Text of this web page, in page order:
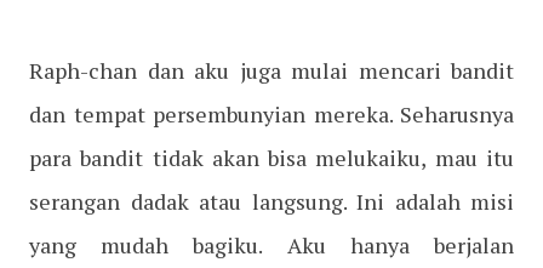
Raph-chan dan aku juga mulai mencari bandit
dan tempat persembunyian mereka. Seharusnya
para bandit tidak akan bisa melukaiku, mau itu
serangan dadak atau langsung. Ini adalah misi
yang mudah bagiku. Aku hanya berjalan